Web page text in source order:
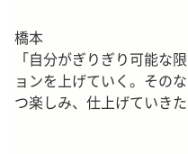
橋本
「自分がぎりぎり可能な
ョンを上げていく。その
つ楽しみ、仕上げていきた